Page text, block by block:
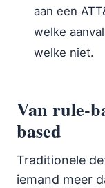
aan een
welke
welke niet.
Van rule-
based
Traditionele
iemand meer